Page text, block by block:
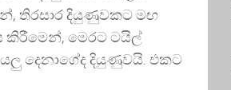
තිරසාර දියුණුවකට මඟ
මෙරට ටයිල්
දෙනාගේද දියුණුවයි. එකට